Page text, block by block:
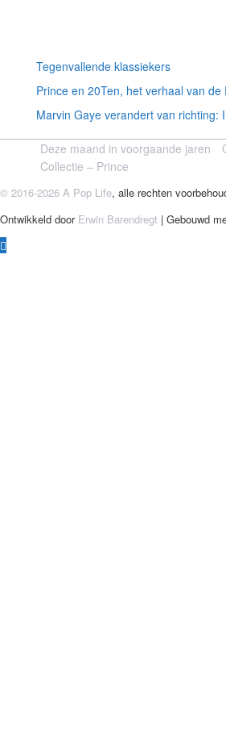
Tegenvallende klassiekers
Prince en 20Ten, het verhaal van de
Marvin Gaye verandert van richting:
Deze maand in voorgaande jaren
Collectie – Prince
© 2016-2026 A Pop Life, alle rechten
Ontwikkeld door Erwin Barendregt | Gebouwd